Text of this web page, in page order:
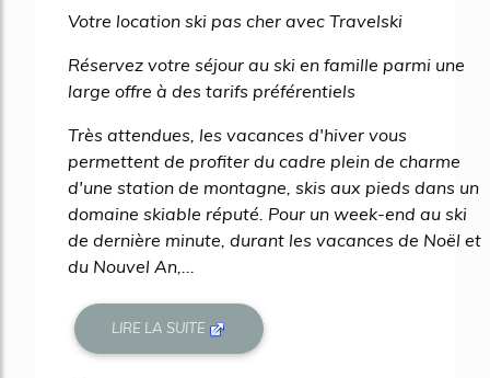
Votre location ski pas cher avec Travelski
Réservez votre séjour au ski en famille parmi une
large offre à des tarifs préférentiels
Très attendues, les vacances d'hiver vous
permettent de profiter du cadre plein de charme
d'une station de montagne, skis aux pieds dans un
domaine skiable réputé. Pour un week-end au ski
de dernière minute, durant les vacances de Noël et
du Nouvel An,...
LIRE LA SUITE